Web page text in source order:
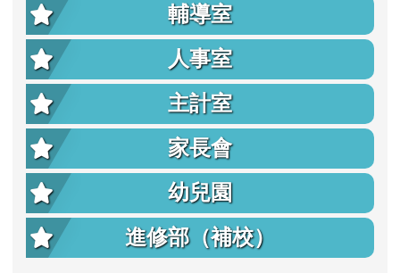
輔導室
人事室
主計室
家長會
幼兒園
進修部（補校）